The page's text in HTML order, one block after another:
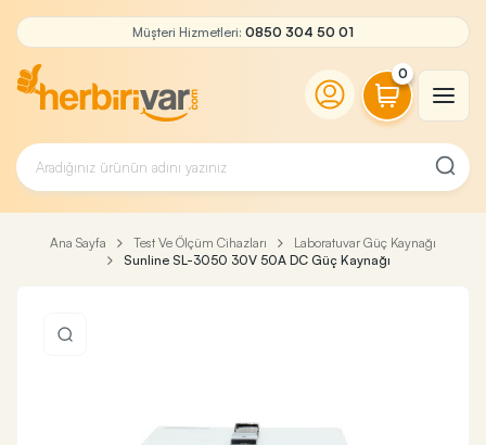
Müşteri Hizmetleri: 0850 304 50 01
0
Ana Sayfa Test Ve Ölçüm Cihazları
Laboratuvar Güç Kaynağı
Sunline SL-3050 30V 50A DC Güç Kaynağı